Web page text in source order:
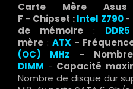
Carte Mère
F - Chipset :Intel Z790 -
de mémoire: DDR5
mère :ATX -
(OC) MHz
-
DIMM - Capacité
Nombre de disque dur